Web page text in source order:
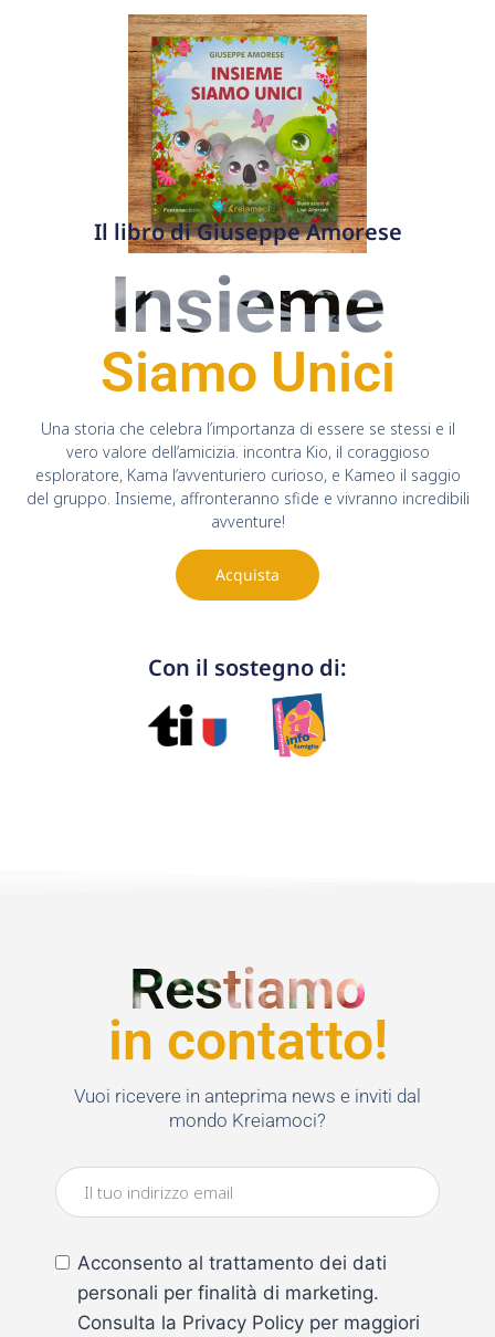
Il libro di Giuseppe Amorese
Insieme
Siamo Unici
Una storia che celebra l’importanza di essere se stessi e il
vero valore dell’amicizia. incontra Kio, il coraggioso
esploratore, Kama l’avventuriero curioso, e Kameo il saggio
del gruppo. Insieme, affronteranno sfide e vivranno incredibili
avventure!
Acquista
Con il sostegno di:
Restiamo
in contatto!
Vuoi ricevere in anteprima news e inviti dal
mondo Kreiamoci?
Acconsento al trattamento dei dati
personali per finalità di marketing.
Consulta la Privacy Policy per maggiori